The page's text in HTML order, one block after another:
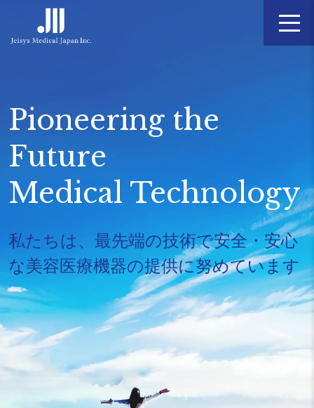
content
Pioneering the
Future
Medical Technology
私たちは、最先端の技術で安全・安心
な美容医療機器の提供に努めています